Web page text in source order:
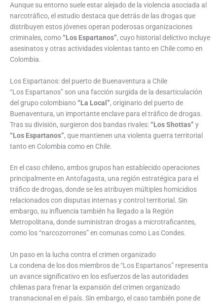
Aunque su entorno suele estar alejado de la violencia asociada al
narcotráfico, el estudio destaca que detrás de las drogas que
distribuyen estos jóvenes operan poderosas organizaciones
criminales, como“Los Espartanos”, cuyo historial delictivo incluye
asesinatos y otras actividades violentas tanto en Chile como en
Colombia.
Los Espartanos: del puerto de Buenaventura a Chile
“Los Espartanos” son una facción surgida de la desarticulación
del grupo colombiano“La Local”, originario del puerto de
Buenaventura, un importante enclave para el tráfico de drogas.
Tras su división, surgieron dos bandas rivales:“Los Shottas” y
“Los Espartanos”, que mantienen una violenta guerra territorial
tanto en Colombia como en Chile.
En el caso chileno, ambos grupos han establecido operaciones
principalmente en Antofagasta, una región estratégica para el
tráfico de drogas, donde se les atribuyen múltiples homicidios
relacionados con disputas internas y control territorial. Sin
embargo, su influencia también ha llegado a la Región
Metropolitana, donde suministran drogas a microtraficantes,
como los “narcozorrones” en comunas como Las Condes.
Un paso en la lucha contra el crimen organizado
La condena de los dos miembros de “Los Espartanos” representa
un avance significativo en los esfuerzos de las autoridades
chilenas para frenar la expansión del crimen organizado
transnacional en el país. Sin embargo, el caso también pone de